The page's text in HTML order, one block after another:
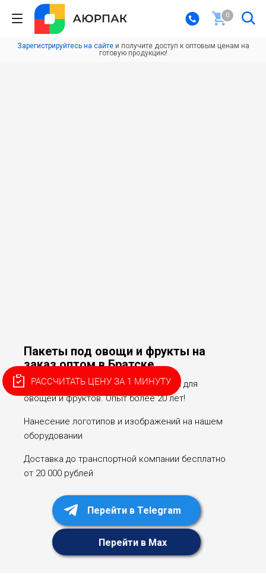
0
Зарегистрируйтесь на сайтеи получите доступ к оптовым ценам на
готовую продукцию!
Пакеты под овощи и фрукты на
заказ оптом в Братске
Собственное производство упаковки для
овощей и фруктов. Опыт более 20 лет!
Нанесение логотипов и изображений на нашем
оборудовании
Доставка до транспортной компании бесплатно
от 20 000 рублей
Перейти в Telegram
Перейти в Max
РАССЧИТАТЬ ЦЕНУ ЗА 1 МИНУТУ